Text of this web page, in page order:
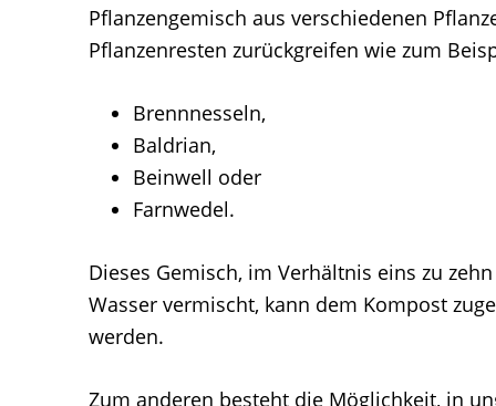
Pflanzengemisch aus verschiedenen
Pflanzenresten zurückgreifen wie zum
Brennnesseln,
Baldrian,
Beinwell oder
Farnwedel.
Dieses Gemisch, im Verhältnis eins zu
Wasser vermischt, kann dem Kompost
werden.
Zum anderen besteht die Möglichkeit, in